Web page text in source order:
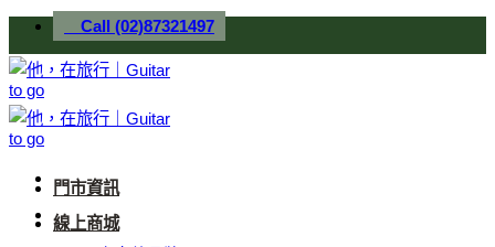
Skip
content
Call (02)87321497
門市資訊
線上商城